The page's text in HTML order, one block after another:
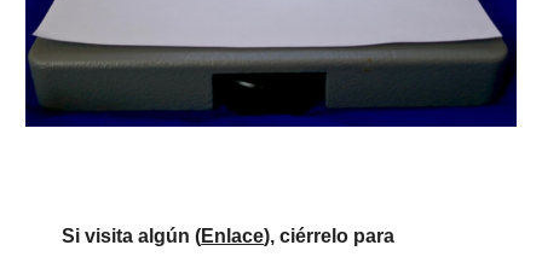
Si visita algún (Enlace), ciérrelo para